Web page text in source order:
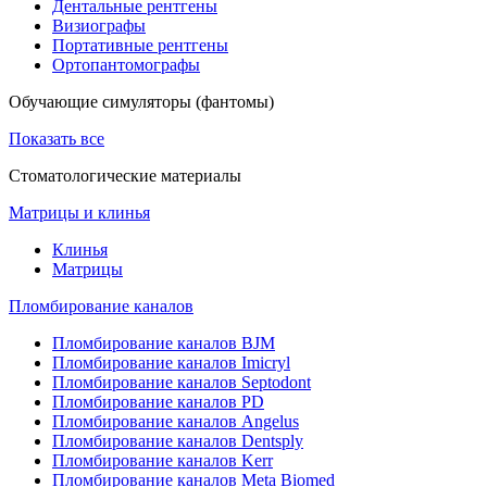
Дентальные рентгены
Визиографы
Портативные рентгены
Ортопантомографы
Обучающие симуляторы (фантомы)
Показать все
Стоматологические материалы
Матрицы и клинья
Клинья
Матрицы
Пломбирование каналов
Пломбирование каналов BJM
Пломбирование каналов Imicryl
Пломбирование каналов Septodont
Пломбирование каналов PD
Пломбирование каналов Angelus
Пломбирование каналов Dentsply
Пломбирование каналов Kerr
Пломбирование каналов Meta Biomed